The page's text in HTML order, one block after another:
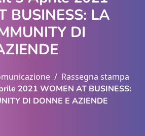
BUSINESS: LA
DI
Rassegna stampa
2021 WOMEN AT BUSINESS:
DI DONNE E AZIENDE